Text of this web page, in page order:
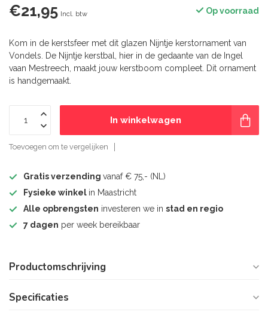
€21,95 Incl. btw Op voorraad
Kom in de kerstsfeer met dit glazen Nijntje kerstornament van
Vondels. De Nijntje kerstbal, hier in de gedaante van de Ingel
vaan Mestreech, maakt jouw kerstboom compleet. Dit ornament
is handgemaakt.
In winkelwagen
Toevoegen om te vergelijken
Gratis verzending vanaf € 75,- (NL)
Fysieke winkel in Maastricht
Alle opbrengsten investeren we in stad en regio
7 dagen per week bereikbaar
Productomschrijving
Specificaties